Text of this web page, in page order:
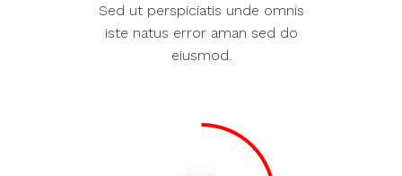
Sed ut perspiciatis unde omnis
iste natus error aman sed do
eiusmod.